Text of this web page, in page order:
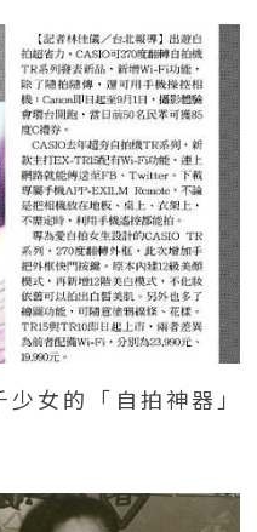
女的「自拍神器」